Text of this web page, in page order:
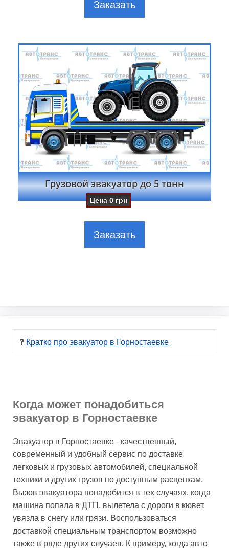
Заказать
Грузовой эвакуатор до 5 тонн
Цена0 грн
Заказать
❓ Кратко про эвакуатор в Горностаевке
Когда может понадобиться
эвакуатор в Горностаевке
Эвакуатор в Горностаевке - качественный,
современный и удобный сервис по доставке
легковых и грузовых автомобилей, специальной
техники и других грузов по доступным расценкам.
Вызов эвакуатора понадобится в тех случаях, когда
машина попала в ДТП, вылетела с дороги в кювет,
увязла в снегу или грязи. Воспользоваться
доставкой специальным транспортом возможно
также в ряде других случаев. К примеру, когда авто